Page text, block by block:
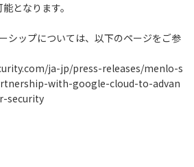
となります。
シップについては、以下のページをご参
ja-jp/press-releases/menlo-s
with-google-cloud-to-advan
security